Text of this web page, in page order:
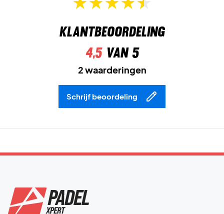
Klantbeoordeling
4,5van 5
2 waarderingen
Schrijf beoordeling